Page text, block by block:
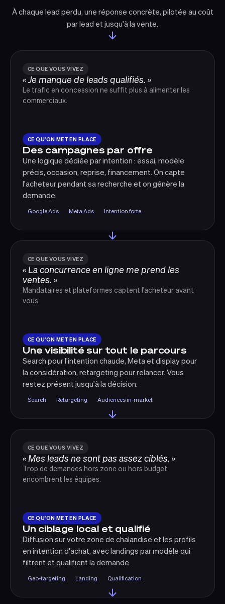
À chaque lead perdu, une réponse concrète, pilotée au coût
par lead et jusqu'à la vente.
CE QUE VOUS VIVEZ
« Je manque de leads qualifiés. »
Le trafic en concession ne suffit plus à alimenter les
commerciaux.
CE QU'ON MET EN PLACE
Des campagnes par offre
Une logique dédiée par intention : essai, modèle
précis, occasion, reprise, financement. On capte
l'acheteur pendant sa recherche et on génère la
demande.
Google Ads Meta Ads Intention forte
CE QUE VOUS VIVEZ
« La concurrence en ligne me prend les
ventes. »
Mandataires et plateformes captent l'acheteur avant
vous.
CE QU'ON MET EN PLACE
Une visibilité sur tout le parcours
Search pour l'intention chaude, Meta et display pour
la considération, retargeting pour relancer. Vous
restez présent jusqu'à la décision.
Search Retargeting Audiences in-market
CE QUE VOUS VIVEZ
« Mes leads ne sont pas assez ciblés. »
Trop de demandes hors zone ou hors budget
encombrent les équipes.
CE QU'ON MET EN PLACE
Un ciblage local et qualifié
Diffusion sur votre zone de chalandise et les profils
en intention d'achat, avec landings par modèle qui
filtrent et qualifient la demande.
Geo-targeting Landing Qualification